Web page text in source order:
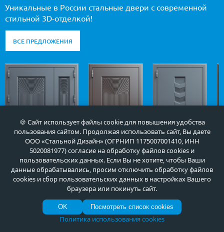
Уникальные в России стальные двери с современной
стильной 3D-отделкой!
ВСЕ ПРЕДЛОЖЕНИЯ
Арт-ММ1507
55 000руб.
Арт-ММ1534
35 000руб.
Арт-ММ1279
35 000
🍪 Сайт использует файлы cookie для повышения удобства
пользования сайтом. Продолжая использовать сайт, Вы даете
ООО «Стальной Дизайн» (ОГРНИП 1175007001410, ИНН
5020081977) согласие на обработку файлов cookies и
пользовательских данных. Если Вы не хотите, чтобы Ваши
данные обрабатывались, просим отключить обработку файлов
cookies и сбор пользовательских данных в настройках Вашего
браузера или покинуть сайт.
OK Посмотреть список cookies
Политика использования cookies